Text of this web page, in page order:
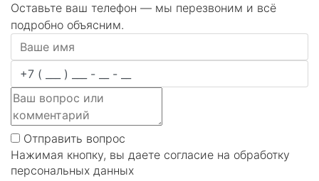
Оставьте ваш телефон — мы перезвоним и всё
подробно объясним.
Отправить вопрос
Нажимая кнопку, вы даете согласие на обработку
персональных данных